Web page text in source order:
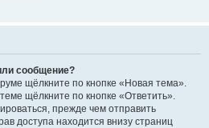
сообщение?
щёлкните по кнопке «Новая тема».
щёлкните по кнопке «Ответить».
прежде чем отправить
доступа находится внизу страниц